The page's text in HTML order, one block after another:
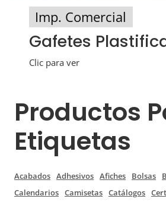
Imp. Comercial
Gafetes
Clic para ver
Productos
Etiquetas
Acabados Adhesivos Afiches Bolsas
Calendarios Camisetas Catálogos